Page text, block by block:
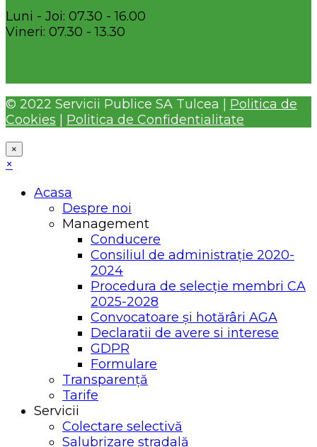
Luni - Joi: 07.30 - 16.00
Vineri: 07.30 - 13.30
© 2022 Servicii Publice SA Tulcea | Politica de
Cookies
Politica de Confidentialitate
×
×
Acasa
Despre noi
Management
Conducere
Consiliul de administrație 2020-
2024
Procedura de selecție membri CA
2025-2028
Convocatoare și hotărâri AGA
Declaratii de avere si interese
GDPR
Formulare
Transparență
Tarife
Servicii
Colectare selectivă
Salubrizare stradală